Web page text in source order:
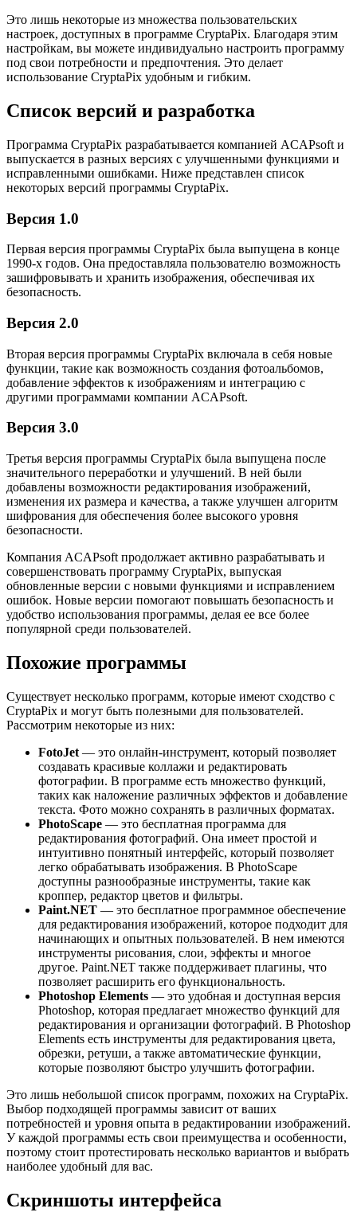
Это лишь некоторые из множества пользовательских
настроек, доступных в программе CryptaPix. Благодаря этим
настройкам, вы можете индивидуально настроить программу
под свои потребности и предпочтения. Это делает
использование CryptaPix удобным и гибким.
Список версий и разработка
Программа CryptaPix разрабатывается компанией ACAPsoft и
выпускается в разных версиях с улучшенными функциями и
исправленными ошибками. Ниже представлен список
некоторых версий программы CryptaPix.
Версия 1.0
Первая версия программы CryptaPix была выпущена в конце
1990-х годов. Она предоставляла пользователю возможность
зашифровывать и хранить изображения, обеспечивая их
безопасность.
Версия 2.0
Вторая версия программы CryptaPix включала в себя новые
функции, такие как возможность создания фотоальбомов,
добавление эффектов к изображениям и интеграцию с
другими программами компании ACAPsoft.
Версия 3.0
Третья версия программы CryptaPix была выпущена после
значительного переработки и улучшений. В ней были
добавлены возможности редактирования изображений,
изменения их размера и качества, а также улучшен алгоритм
шифрования для обеспечения более высокого уровня
безопасности.
Компания ACAPsoft продолжает активно разрабатывать и
совершенствовать программу CryptaPix, выпуская
обновленные версии с новыми функциями и исправлением
ошибок. Новые версии помогают повышать безопасность и
удобство использования программы, делая ее все более
популярной среди пользователей.
Похожие программы
Существует несколько программ, которые имеют сходство с
CryptaPix и могут быть полезными для пользователей.
Рассмотрим некоторые из них:
FotoJet — это онлайн-инструмент, который позволяет
создавать красивые коллажи и редактировать
фотографии. В программе есть множество функций,
таких как наложение различных эффектов и добавление
текста. Фото можно сохранять в различных форматах.
PhotoScape — это бесплатная программа для
редактирования фотографий. Она имеет простой и
интуитивно понятный интерфейс, который позволяет
легко обрабатывать изображения. В PhotoScape
доступны разнообразные инструменты, такие как
кроппер, редактор цветов и фильтры.
Paint.NET — это бесплатное программное обеспечение
для редактирования изображений, которое подходит для
начинающих и опытных пользователей. В нем имеются
инструменты рисования, слои, эффекты и многое
другое. Paint.NET также поддерживает плагины, что
позволяет расширить его функциональность.
Photoshop Elements — это удобная и доступная версия
Photoshop, которая предлагает множество функций для
редактирования и организации фотографий. В Photoshop
Elements есть инструменты для редактирования цвета,
обрезки, ретуши, а также автоматические функции,
которые позволяют быстро улучшить фотографии.
Это лишь небольшой список программ, похожих на CryptaPix.
Выбор подходящей программы зависит от ваших
потребностей и уровня опыта в редактировании изображений.
У каждой программы есть свои преимущества и особенности,
поэтому стоит протестировать несколько вариантов и выбрать
наиболее удобный для вас.
Скриншоты интерфейса